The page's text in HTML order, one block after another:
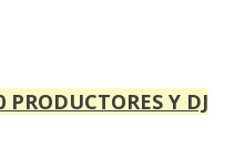
PRODUCTORES Y DJ